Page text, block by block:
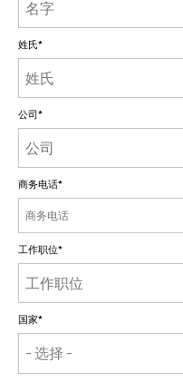
姓氏*
公司*
商务电话*
工作职位*
国家*